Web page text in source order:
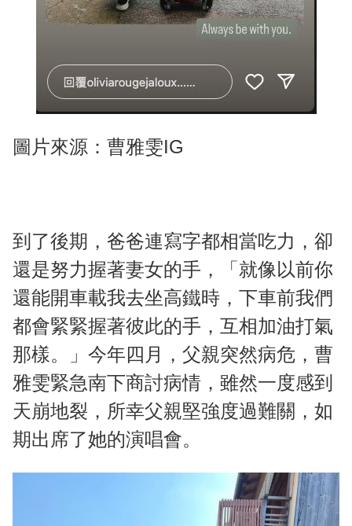
圖片來源：曹雅雯IG
到了後期，爸爸連寫字都相當吃力，卻
還是努力握著妻女的手，「就像以前你
還能開車載我去坐高鐵時，下車前我們
都會緊緊握著彼此的手，互相加油打氣
那樣。」今年四月，父親突然病危，曹
雅雯緊急南下商討病情，雖然一度感到
天崩地裂，所幸父親堅強度過難關，如
期出席了她的演唱會。